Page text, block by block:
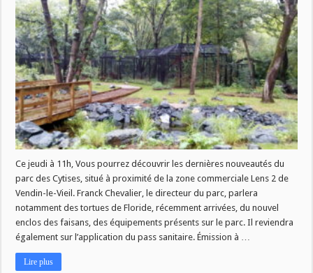
PLUS
:
LES
NOUVEAUTES
DU
PARC
DES
CYTISES
Ce jeudi à 11h, Vous pourrez découvrir les dernières nouveautés du
parc des Cytises, situé à proximité de la zone commerciale Lens 2 de
Vendin-le-Vieil. Franck Chevalier, le directeur du parc, parlera
notamment des tortues de Floride, récemment arrivées, du nouvel
enclos des faisans, des équipements présents sur le parc. Il reviendra
également sur l’application du pass sanitaire. Émission à …
Lire plus